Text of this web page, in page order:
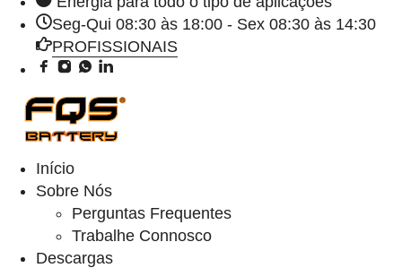
Seg-Qui 08:30 às 18:00 - Sex 08:30 às 14:30
PROFISSIONAIS
Início
Sobre Nós
Perguntas Frequentes
Trabalhe Connosco
Descargas